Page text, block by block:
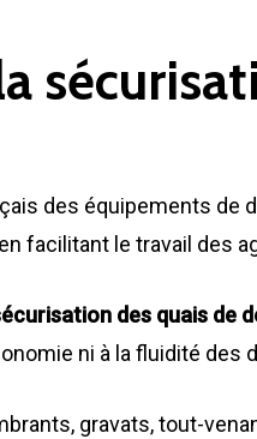
des équipements de
facilitant le travail des
des quais de
ni à la fluidité des
gravats, tout-